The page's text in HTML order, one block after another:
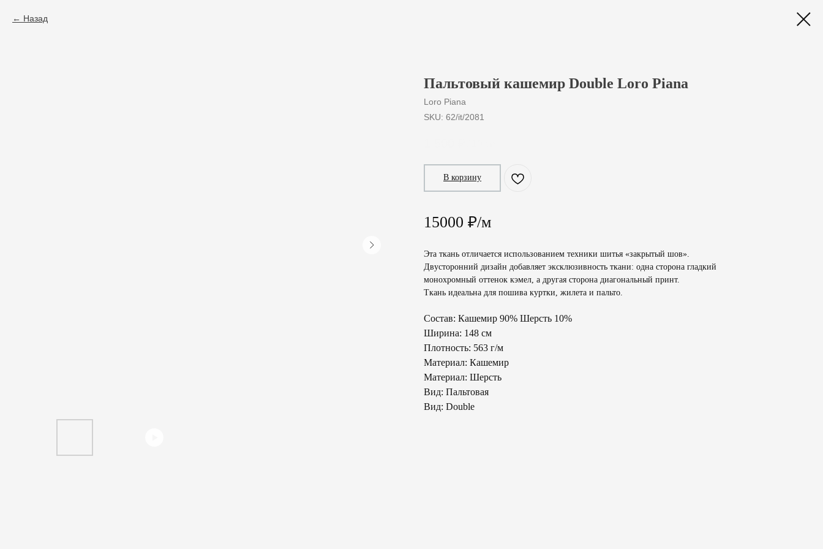
Назад
Пальтовый кашемир Double Loro Piana
Loro Piana
SKU: 62/it/2081
В корзину
15000 ₽/м
Эта ткань отличается использованием техники шитья «закрытый шов».
Двусторонний дизайн добавляет эксклюзивность ткани: одна сторона гладкий
монохромный оттенок кэмел, а другая сторона диагональный принт.
Ткань идеальна для пошива куртки, жилета и пальто.
Состав: Кашемир 90% Шерсть 10%
Ширина: 148 см
Плотность: 563 г/м
Материал: Кашемир
Материал: Шерсть
Вид: Пальтовая
Вид: Double